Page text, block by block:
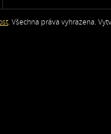
. Všechna práva vyhrazena.